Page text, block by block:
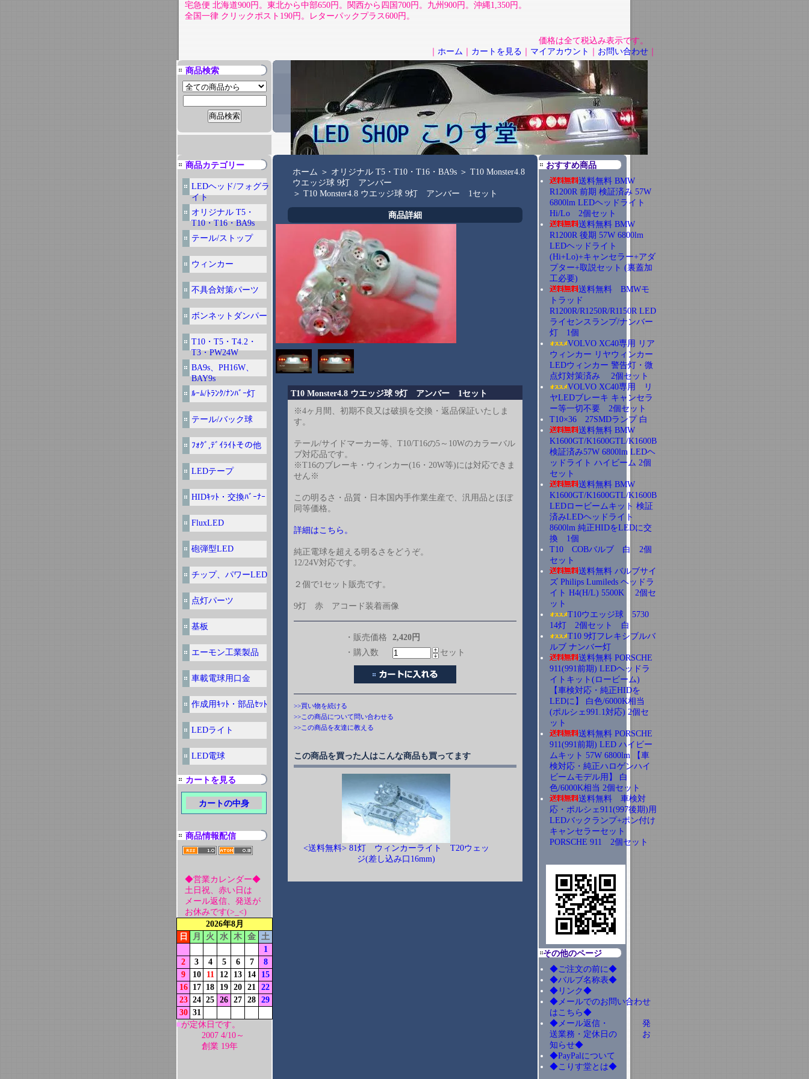
宅急便 北海道900円。東北から中部650円。関西から四国700円。九州900円。沖縄1,350円。
全国一律 クリックポスト190円。レターパックプラス600円。
価格は全て税込み表示です。
ホーム カートを見る マイアカウント お問い合わせ
商品検索
商品カテゴリー
LEDヘッド/フォグラ
イト
オリジナル T5・
T10・T16・BA9s
テール/ストップ
ウィンカー
不具合対策パーツ
ボンネットダンパー
T10・T5・T4.2・
T3・PW24W
BA9s、PH16W、
BAY9s
ﾙｰﾑ/ﾄﾗﾝｸ/ﾅﾝﾊﾞｰ灯
テール/バック球
ﾌｫｸﾞ,ﾃﾞｲﾗｲﾄその他
LEDテープ
HIDｷｯﾄ・交換ﾊﾞｰﾅｰ
FluxLED
砲弾型LED
チップ、パワーLED
点灯パーツ
基板
エーモン工業製品
車載電球用口金
作成用ｷｯﾄ・部品ｾｯﾄ
LEDライト
LED電球
カートを見る
カートの中身
商品情報配信
◆営業カレンダー◆
土日祝、赤い日は
メール返信、発送が
お休みです(>_<)
2026年8月
日
月 火 水 木 金 土
1
2
3 4 5 6 7
8
9
10 11 12 13 14
15
16
17 18 19 20 21 22
23 24 25 26 27 28 29
30 31
■が定休日です。
2007 4/10～
創業 19年
ホーム ＞ オリジナル T5・T10・T16・BA9s ＞ T10 Monster4.8
ウエッジ球 9灯 アンバー
＞ T10 Monster4.8 ウエッジ球 9灯 アンバー 1セット
商品詳細
T10 Monster4.8 ウエッジ球 9灯 アンバー 1セット
※4ヶ月間、初期不良又は破損を交換・返品保証いたしま
す。
テール/サイドマーカー等、T10/T16の5～10Wのカラーバル
ブ対応品です。
※T16のブレーキ・ウィンカー(16・20W等)には対応できま
せん※
この明るさ・品質・日本国内手作業生産で、汎用品とほぼ
同等価格。
詳細はこちら。
純正電球を超える明るさをどうぞ。
12/24V対応です。
２個で1セット販売です。
9灯 赤 アコード装着画像
・販売価格
2,420円
・購入数
セット
>>買い物を続ける
>>この商品について問い合わせる
>>この商品を友達に教える
この商品を買った人はこんな商品も買ってます
<送料無料> 81灯 ウィンカーライト T20ウェッ
ジ(差し込み口16mm)
おすすめ商品
送料無料 BMW
R1200R 前期 検証済み 57W
6800lm LEDヘッドライト
Hi/Lo 2個セット
送料無料 BMW
R1200R 後期 57W 6800lm
LEDヘッドライト
(Hi+Lo)+キャンセラー+アダ
プター+取説セット (裏蓋加
工必要)
送料無料 BMWモ
トラッド
R1200R/R1250R/R1150R LED
ライセンスランプ/ナンバー
灯 1個
VOLVO XC40専用 リア
ウィンカー リヤウィンカー
LEDウィンカー 警告灯・微
点灯対策済み 2個セット
VOLVO XC40専用 リ
ヤLEDブレーキ キャンセラ
ー等一切不要 2個セット
T10×36 27SMDランプ 白
送料無料 BMW
K1600GT/K1600GTL/K1600B
検証済み57W 6800lm LEDヘ
ッドライト ハイビーム 2個
セット
送料無料 BMW
K1600GT/K1600GTL/K1600B
LEDロービームキット 検証
済みLEDヘッドライト
8600lm 純正HIDをLEDに交
換 1個
T10 COBバルブ 白 2個
セット
送料無料 バルブサイ
ズ Philips Lumileds ヘッドラ
イト H4(H/L) 5500K 2個セ
ット
T10ウエッジ球 5730
14灯 2個セット 白
T10 9灯フレキシブルバ
ルブ ナンバー灯
送料無料 PORSCHE
911(991前期) LEDヘッドラ
イトキット(ロービーム)
【車検対応・純正HIDを
LEDに】 白色/6000K相当
(ポルシェ991.1対応) 2個セ
ット
送料無料 PORSCHE
911(991前期) LED ハイビー
ムキット 57W 6800lm 【車
検対応・純正ハロゲンハイ
ビームモデル用】 白
色/6000K相当 2個セット
送料無料 車検対
応・ポルシェ911(997後期)用
LEDバックランプ+ポン付け
キャンセラーセット
PORSCHE 911 2個セット
その他のページ
◆ご注文の前に◆
◆バルブ名称表◆
◆リンク◆
◆メールでのお問い合わせ
はこちら◆
◆メール返信・ 発
送業務・定休日の お
知らせ◆
◆PayPalについて
◆こりす堂とは◆